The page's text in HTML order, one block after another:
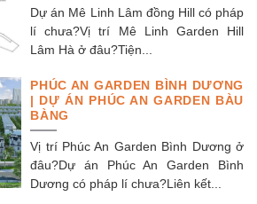
Dự án Mê Linh Lâm đồng Hill có pháp
lí chưa?Vị trí Mê Linh Garden Hill
Lâm Hà ở đâu?Tiện...
PHÚC AN GARDEN BÌNH DƯƠNG
| DỰ ÁN PHÚC AN GARDEN BÀU
BÀNG
Vị trí Phúc An Garden Bình Dương ở
đâu?Dự án Phúc An Garden Bình
Dương có pháp lí chưa?Liên kết...